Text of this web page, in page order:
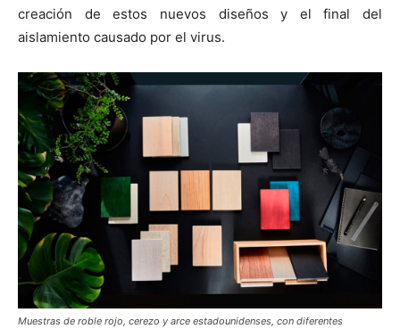
creación de estos nuevos diseños y el final del
aislamiento causado por el virus.
Muestras de roble rojo, cerezo y arce estadounidenses, con diferentes